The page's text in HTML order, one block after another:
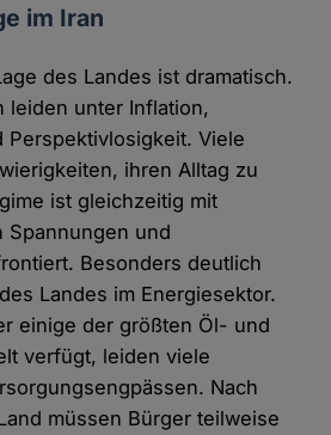
im Iran
des Landes ist dramatisch.
leiden unter Inflation,
Perspektivlosigkeit. Viele
ihren Alltag zu
ist gleichzeitig mit
Spannungen und
Besonders deutlich
Landes im Energiesektor.
einige der größten Öl- und
verfügt, leiden viele
Nach
müssen Bürger teilweise